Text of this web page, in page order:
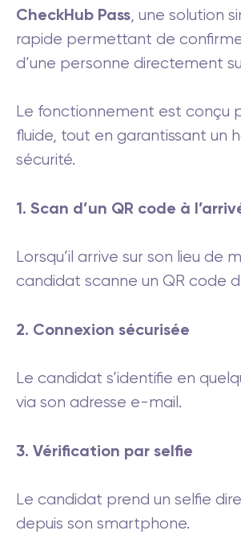
CheckHub Pass, une solution
rapide permettant de
d’une personne directement
Le fonctionnement est conçu
fluide, tout en garantissant un
sécurité.
1. Scan d’un QR code à
Lorsqu’il arrive sur son lieu de
candidat scanne un QR code
2. Connexion sécurisée
Le candidat s’identifie en
via son adresse e-mail.
3. Vérification par selfie
Le candidat prend un selfie
depuis son smartphone.